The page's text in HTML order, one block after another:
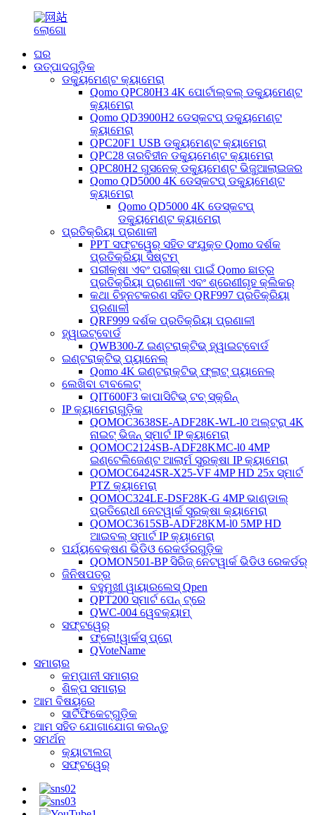
ଘର
ଉତ୍ପାଦଗୁଡ଼ିକ
ଡକ୍ୟୁମେଣ୍ଟ କ୍ୟାମେରା
Qomo QPC80H3 4K ପୋର୍ଟାଲ୍‌ବଲ୍ ଡକ୍ୟୁମେଣ୍ଟ
କ୍ୟାମେରା
Qomo QD3900H2 ଡେସ୍କଟପ୍ ଡକ୍ୟୁମେଣ୍ଟ
କ୍ୟାମେରା
QPC20F1 USB ଡକ୍ୟୁମେଣ୍ଟ କ୍ୟାମେରା
QPC28 ତାରବିହୀନ ଡକ୍ୟୁମେଣ୍ଟ କ୍ୟାମେରା
QPC80H2 ଗୁସନେକ୍ ଡକ୍ୟୁମେଣ୍ଟ ଭିଜୁଆଲାଇଜର
Qomo QD5000 4K ଡେସ୍କଟପ୍ ଡକ୍ୟୁମେଣ୍ଟ
କ୍ୟାମେରା
Qomo QD5000 4K ଡେସ୍କଟପ୍
ଡକ୍ୟୁମେଣ୍ଟ କ୍ୟାମେରା
ପ୍ରତିକ୍ରିୟା ପ୍ରଣାଳୀ
PPT ସଫ୍ଟୱେର୍ ସହିତ ସଂଯୁକ୍ତ Qomo ଦର୍ଶକ
ପ୍ରତିକ୍ରିୟା ସିଷ୍ଟମ୍
ପରୀକ୍ଷା ଏବଂ ପରୀକ୍ଷା ପାଇଁ Qomo ଛାତ୍ର
ପ୍ରତିକ୍ରିୟା ପ୍ରଣାଳୀ ଏବଂ ଶ୍ରେଣୀଗୃହ କ୍ଲିକର୍
କଥା ଚିହ୍ନଟକରଣ ସହିତ QRF997 ପ୍ରତିକ୍ରିୟା
ପ୍ରଣାଳୀ
QRF999 ଦର୍ଶକ ପ୍ରତିକ୍ରିୟା ପ୍ରଣାଳୀ
ହ୍ୱାଇଟ୍‌ବୋର୍ଡ
QWB300-Z ଇଣ୍ଟରାକ୍ଟିଭ୍ ହ୍ୱାଇଟ୍‌ବୋର୍ଡ
ଇଣ୍ଟରାକ୍ଟିଭ୍ ପ୍ୟାନେଲ୍
Qomo 4K ଇଣ୍ଟରାକ୍ଟିଭ୍ ଫ୍ଲାଟ୍ ପ୍ୟାନେଲ୍
ଲେଖିବା ଟାବଲେଟ୍
QIT600F3 କାପାସିଟିଭ୍ ଟଚ୍ ସ୍କ୍ରିନ୍
IP କ୍ୟାମେରାଗୁଡ଼ିକ
QOMOC3638SE-ADF28K-WL-l0 ​​ଅଲ୍ଟ୍ରା 4K
ନାଇଟ୍ ଭିଜନ୍ ସ୍ମାର୍ଟ IP କ୍ୟାମେରା
QOMOC2124SB-ADF28KMC-l0 4MP
ଇଣ୍ଟେଲିଜେଣ୍ଟ ଆଲାର୍ମ ସୁରକ୍ଷା IP କ୍ୟାମେରା
QOMOC6424SR-X25-VF 4MP HD 25x ସ୍ମାର୍ଟ
PTZ କ୍ୟାମେରା
QOMOC324LE-DSF28K-G 4MP ଭାଣ୍ଡାଲ୍
ପ୍ରତିରୋଧୀ ନେଟୱାର୍କ ସୁରକ୍ଷା କ୍ୟାମେରା
QOMOC3615SB-ADF28KM-l0 5MP HD
ଆଇବଲ୍ ସ୍ମାର୍ଟ IP କ୍ୟାମେରା
ପର୍ଯ୍ୟବେକ୍ଷଣ ଭିଡିଓ ରେକର୍ଡରଗୁଡ଼ିକ
QOMON501-BP ସିରିଜ୍ ନେଟୱାର୍କ ଭିଡିଓ ରେକର୍ଡର୍
ଜିନିଷପତ୍ର
ବହୁମୁଖୀ ୱାୟାରଲେସ୍ Qpen
QPT200 ସ୍ମାର୍ଟ ପେନ୍ ଟ୍ରେ
QWC-004 ୱେବକ୍ୟାମ୍
ସଫ୍ଟୱେର୍
ଫ୍ଲୋ!ୱାର୍କସ୍ ପ୍ରୋ
QVoteName
ସମାଚାର
କମ୍ପାନୀ ସମାଚାର
ଶିଳ୍ପ ସମାଚାର
ଆମ ବିଷୟରେ
ସାର୍ଟିଫିକେଟ୍‌ଗୁଡ଼ିକ
ଆମ ସହିତ ଯୋଗାଯୋଗ କରନ୍ତୁ
ସମର୍ଥନ
କ୍ୟାଟାଲଗ୍
ସଫ୍ଟୱେର୍